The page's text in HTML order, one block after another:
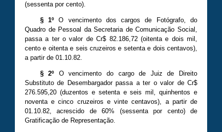
(sessenta por cento).
§ 1º O vencimento dos cargos de Fotógrafo, do
Quadro de Pessoal da Secretaria de Comunicação Social,
passa a ter o valor de Cr$ 82.186,72 (oitenta e dois mil,
cento e oitenta e seis cruzeiros e setenta e dois centavos),
a partir de 01.10.82.
§ 2º O vencimento do cargo de Juiz de Direito
Substituto de Desembargador passa a ter o valor de Cr$
276.595,20 (duzentos e setenta e seis mil, quinhentos e
noventa e cinco cruzeiros e vinte centavos), a partir de
01.10.82, acrescido de 60% (sessenta por cento) de
Gratificação de Representação.